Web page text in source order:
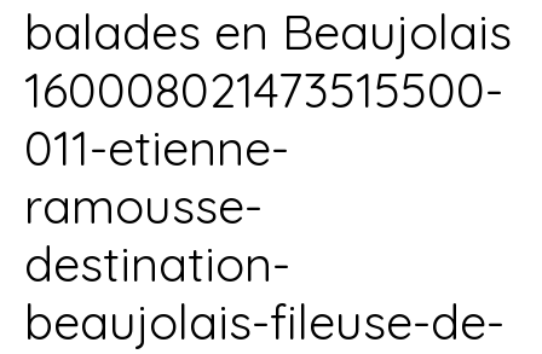
balades en Beaujolais
160008021473515500-
011-etienne-
ramousse-
destination-
beaujolais-fileuse-de-